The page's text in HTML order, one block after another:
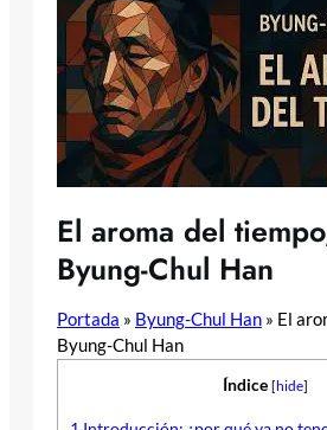
El aroma del
Byung-Chul Han
Portada » Byung-Chul Han » El
Byung-Chul Han
Índice [hide]